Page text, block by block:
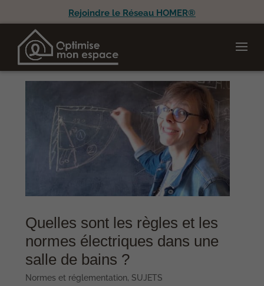
Rejoindre le Réseau HOMER®
Quelles sont les règles et les
normes électriques dans une
salle de bains ?
Normes et réglementation, SUJETS